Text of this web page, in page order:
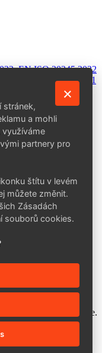
EN ISO 20345:2022
EN ISO 20345:2011
procesů vyřizování
přiloženého
obchodního zástupce.
stránek,
a mohli
partnery pro
štítu v levém
můžete změnit.
Zásadách
souborů cookies.